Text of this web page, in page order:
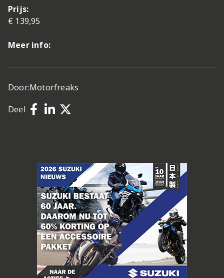
Prijs:
€ 139,95
Meer info:
Door:Motorfreaks
Deel